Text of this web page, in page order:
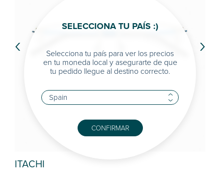
ITACHI
‹ ›
SELECCIONA TU PAÍS :)
Selecciona tu país para ver los precios
en tu moneda local y asegurarte de que
tu pedido llegue al destino correcto.
CONFIRMAR